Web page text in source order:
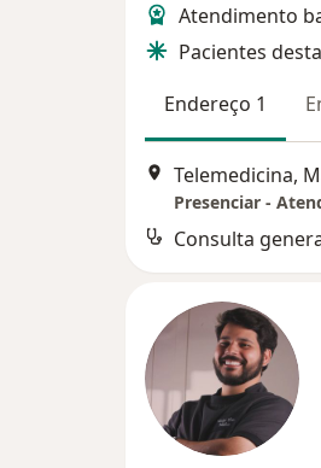
Atendimento
Pacientes
Endereço 1
Telemedicina,
Presenciar -
Consulta